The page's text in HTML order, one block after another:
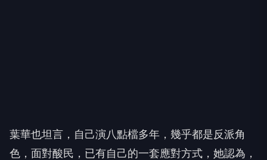
色，面對酸民，已有自己的一套應對方式，她認為，
觀眾會有這麼大的情緒，代表角色塑造成功，因此反